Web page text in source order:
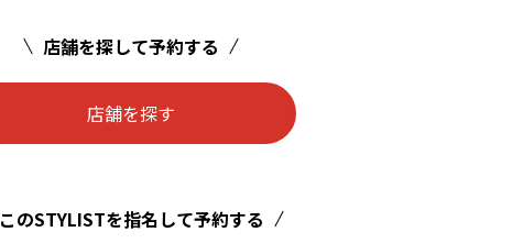
店舗を探して予約する
店舗を探す
このSTYLISTを指名して予約する